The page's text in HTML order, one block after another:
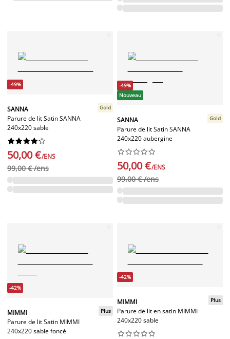
-49%
SANNA
Parure de lit Satin SANNA
240x220 sable
Gold






50,00 €/ENS
99,00 € /ens
-49%
Nouveau
SANNA
Parure de lit Satin SANNA
240x220 aubergine
Gold






50,00 €/ENS
99,00 € /ens
-42%
MIMMI
Parure de lit Satin MIMMI
240x220 sable foncé
Plus
-42%
MIMMI
Parure de lit en satin MIMMI
240x220 sable
Plus





